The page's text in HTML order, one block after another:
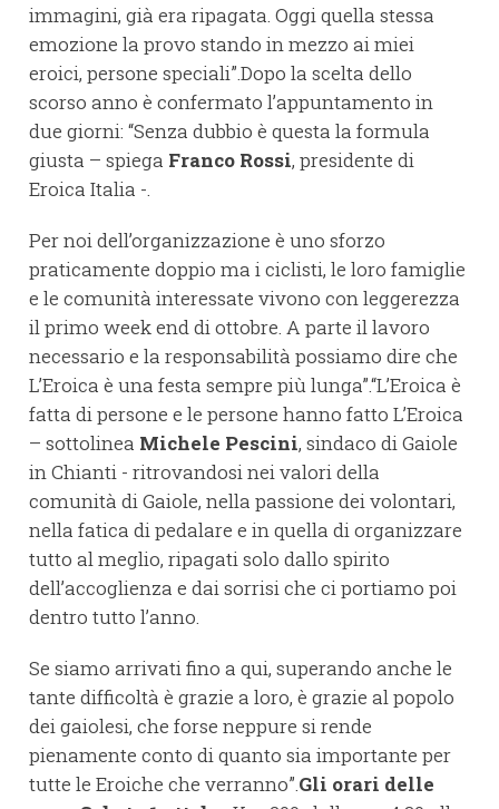
immagini, già era ripagata. Oggi quella stessa
emozione la provo stando in mezzo ai miei
eroici, persone speciali”.Dopo la scelta dello
scorso anno è confermato l’appuntamento in
due giorni: “Senza dubbio è questa la formula
giusta – spiega Franco Rossi, presidente di
Eroica Italia -.
Per noi dell’organizzazione è uno sforzo
praticamente doppio ma i ciclisti, le loro famiglie
e le comunità interessate vivono con leggerezza
il primo week end di ottobre. A parte il lavoro
necessario e la responsabilità possiamo dire che
L’Eroica è una festa sempre più lunga”.“L’Eroica è
fatta di persone e le persone hanno fatto L’Eroica
– sottolinea Michele Pescini, sindaco di Gaiole
in Chianti - ritrovandosi nei valori della
comunità di Gaiole, nella passione dei volontari,
nella fatica di pedalare e in quella di organizzare
tutto al meglio, ripagati solo dallo spirito
dell’accoglienza e dai sorrisi che ci portiamo poi
dentro tutto l’anno.
Se siamo arrivati fino a qui, superando anche le
tante difficoltà è grazie a loro, è grazie al popolo
dei gaiolesi, che forse neppure si rende
pienamente conto di quanto sia importante per
tutte le Eroiche che verranno”.Gli orari delle